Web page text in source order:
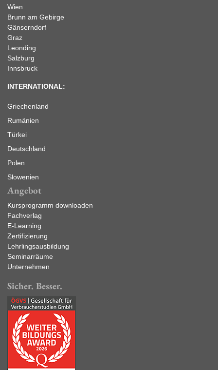
Wien
Brunn am Gebirge
Gänserndorf
Graz
Leonding
Salzburg
Innsbruck
INTERNATIONAL:
Griechenland
Rumänien
Türkei
Deutschland
Polen
Slowenien
Angebot
Kursprogramm downloaden
Fachverlag
E-Learning
Zertifizierung
Lehrlingsausbildung
Seminarräume
Unternehmen
Sicher. Besser.